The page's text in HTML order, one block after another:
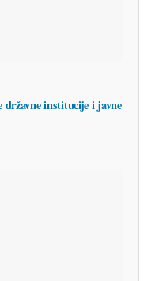
institucije i javne